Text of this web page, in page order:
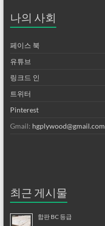
나의 사회
페이스 북
유튜브
링크드 인
트위터
Pinterest
Gmail: hgplywood@gmail.com
최근 게시물
합판 BC 등급